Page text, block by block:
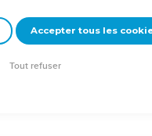
je ne prends pas
qui reviennent en
Accepter tous les
Tout refuser